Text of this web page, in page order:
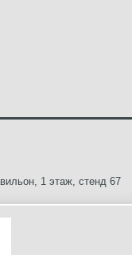
1 этаж, стенд 67